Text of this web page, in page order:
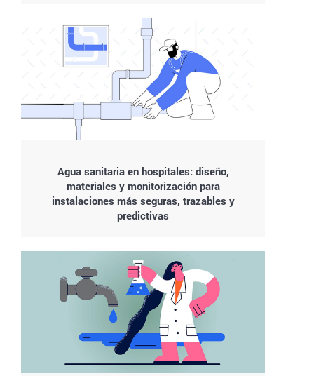
Agua sanitaria en hospitales: diseño,
materiales y monitorización para
instalaciones más seguras, trazables y
predictivas